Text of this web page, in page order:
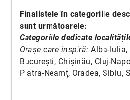
Finalistele în categoriile
sunt următoarele:
Categoriile dedicate
Orașe care inspiră: Alba-Iulia,
București, Chișinău, Cluj-
Piatra-Neamț, Oradea, Sibiu,